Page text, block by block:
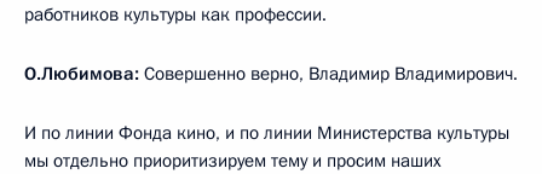
работников культуры как профессии.
О.Любимова: Совершенно верно, Владимир Владимирович.
И по линии Фонда кино, и по линии Министерства культуры
мы отдельно приоритизируем тему и просим наших